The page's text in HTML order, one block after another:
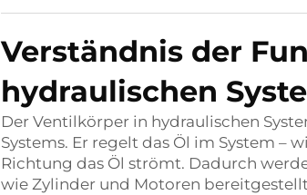
Verständnis der
hydraulischen
Der Ventilkörper in hydraulischen
Systems. Er regelt das Öl im System –
Richtung das Öl strömt. Dadurch
wie Zylinder und Motoren